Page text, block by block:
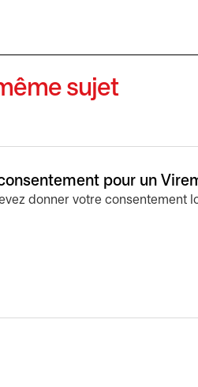
sujet
pour un
donner votre consentement